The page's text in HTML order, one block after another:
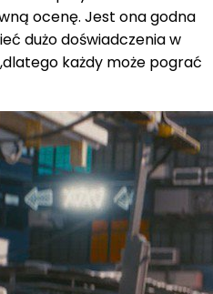
ocenę. Jest ona godna
dużo doświadczenia w
każdy może pograć